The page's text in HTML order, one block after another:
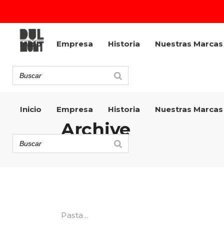
Inicio Empresa Historia Nuestras Marcas
Inicio Empresa Historia Nuestras Marcas
Archive
Pasta...